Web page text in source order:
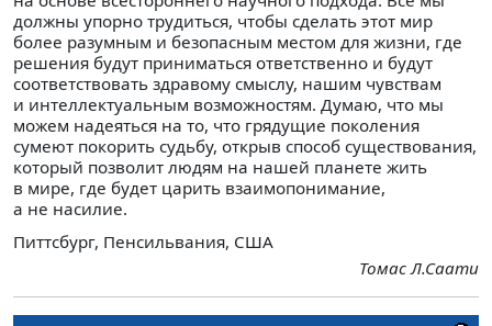
должны упорно трудиться, чтобы сделать этот мир
более разумным и безопасным местом для жизни, где
решения будут приниматься ответственно и будут
соответствовать здравому смыслу, нашим чувствам
и интеллектуальным возможностям. Думаю, что мы
можем надеяться на то, что грядущие поколения
сумеют покорить судьбу, открыв способ существования,
который позволит людям на нашей планете жить
в мире, где будет царить взаимопонимание,
а не насилие.
Питтсбург, Пенсильвания, США
Томас Л.Саати